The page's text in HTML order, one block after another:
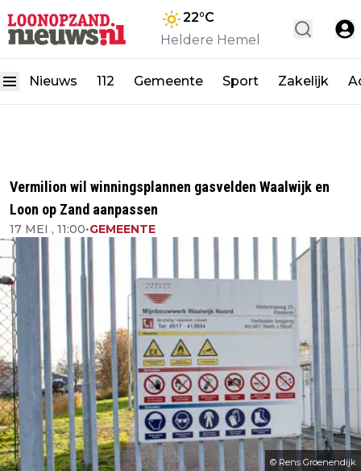
22°C
Heldere Hemel
Nieuws 112 Gemeente Sport Zakelijk
Vermilion wil winningsplannen gasvelden Waalwijk en
Loon op Zand aanpassen
17 MEI , 11:00•GEMEENTE
© Rens Groenendijk